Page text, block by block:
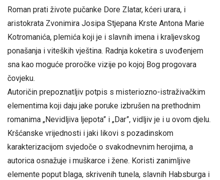
Roman prati živote pučanke Dore Zlatar, kćeri urara, i
aristokrata Zvonimira Josipa Stjepana Krste Antona Marie
Kotromanića, plemića koji je i slavnih imena i kraljevskog
ponašanja i viteških vještina. Radnja koketira s uvođenjem
sna kao moguće proročke vizije po kojoj Bog progovara
čovjeku.
Autoričin prepoznatljiv potpis s misteriozno-istraživačkim
elementima koji daju jake poruke izbrušen na prethodnim
romanima „Nevidljiva ljepota” i „Dar”, vidljiv je i u ovom djelu.
Kršćanske vrijednosti i jaki likovi s pozadinskom
karakterizacijom svjedoče o svakodnevnim herojima, a
autorica osnažuje i muškarce i žene. Koristi zanimljive
elemente poput blaga, skrivenih tunela, slavnih Habsburga i